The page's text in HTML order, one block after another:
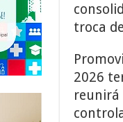
troca
2026
reunirá